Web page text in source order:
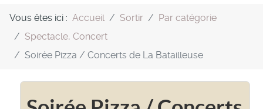
Vous êtes ici : Accueil Sortir
Par catégorie
Spectacle, Concert
Soirée Pizza / Concerts de La Batailleuse